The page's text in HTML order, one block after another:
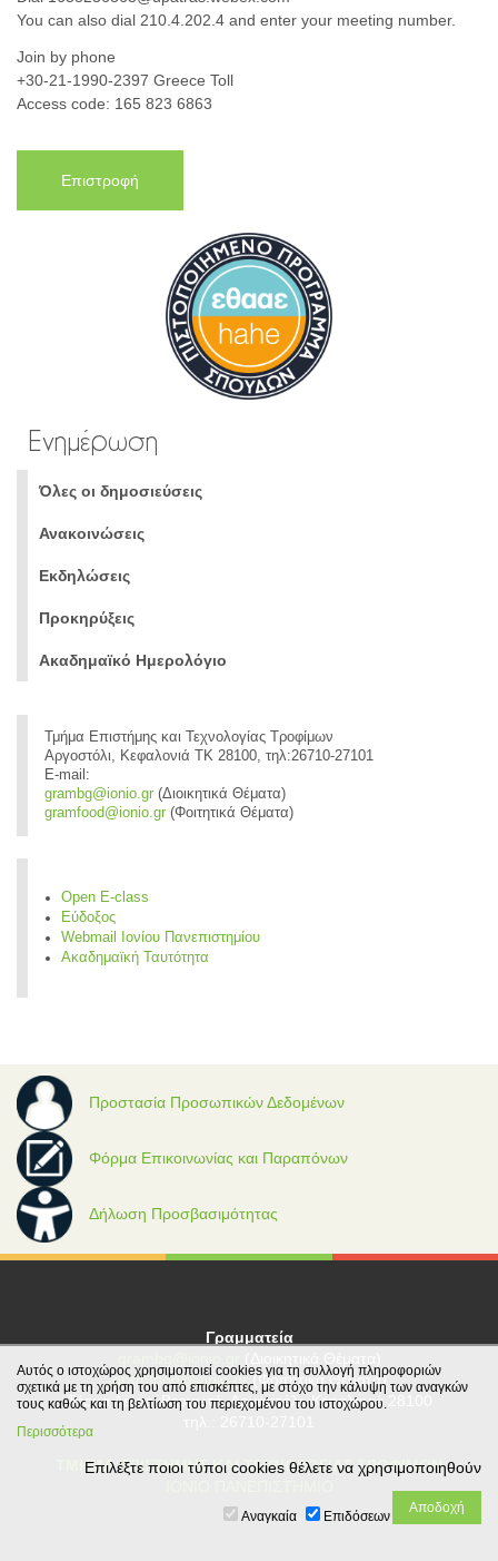
You can also dial 210.4.202.4 and enter your meeting number.
Join by phone
+30-21-1990-2397 Greece Toll
Access code: 165 823 6863
Επιστροφή
Ενημέρωση
Όλες οι δημοσιεύσεις
Ανακοινώσεις
Εκδηλώσεις
Προκηρύξεις
Ακαδημαϊκό Ημερολόγιο
Τμήμα Επιστήμης και Τεχνολογίας Τροφίμων
Αργοστόλι, Κεφαλονιά ΤΚ 28100, τηλ:26710-27101
E-mail:
grambg@ionio.gr (Διοικητικά Θέματα)
gramfood@ionio.gr (Φοιτητικά Θέματα)
Open E-class
Εύδοξος
Webmail Ιονίου Πανεπιστημίου
Ακαδημαϊκή Ταυτότητα
Προστασία Προσωπικών Δεδομένων
Φόρμα Επικοινωνίας και Παραπόνων
Δήλωση Προσβασιμότητας
Γραμματεία
gramfood@ionio.gr(Φοιτητικά Θέματα)
Tέρμα Λεωφ. Βεργωτή, Αργοστόλι, Κεφαλονιά 28100
ΤΜΗΜΑ ΕΠΙΣΤΗΜΗΣ ΚΑΙ ΤΕΧΝΟΛΟΓΙΑΣ ΤΡΟΦΙΜΩΝ
Αυτός ο ιστοχώρος χρησιμοποιεί cookies για τη συλλογή πληροφοριών
σχετικά με τη χρήση του από επισκέπτες, με στόχο την κάλυψη των αναγκών
τους καθώς και τη βελτίωση του περιεχομένου του ιστοχώρου.
Περισσότερα
Επιλέξτε ποιοι τύποι cookies θέλετε να χρησιμοποιηθούν
Αναγκαία Επιδόσεων